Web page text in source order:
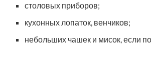
столовых приборов;
кухонных лопаток, венчиков;
небольших чашек и мисок, если